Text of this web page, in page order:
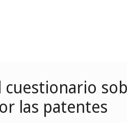
las patentes